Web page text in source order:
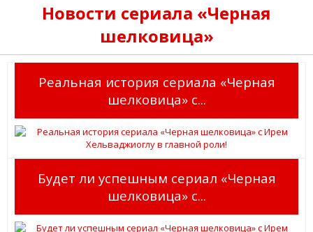
Новости сериала «Черная
шелковица»
Реальная история сериала «Черная
шелковица» с...
Будет ли успешным сериал «Черная
шелковица» с...